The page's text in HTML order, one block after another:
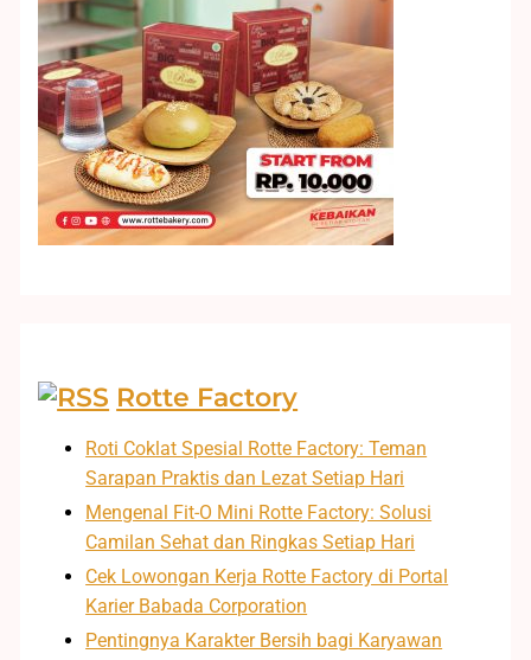
Rotte Factory
Roti Coklat Spesial Rotte Factory: Teman
Sarapan Praktis dan Lezat Setiap Hari
Mengenal Fit-O Mini Rotte Factory: Solusi
Camilan Sehat dan Ringkas Setiap Hari
Cek Lowongan Kerja Rotte Factory di Portal
Karier Babada Corporation
Pentingnya Karakter Bersih bagi Karyawan